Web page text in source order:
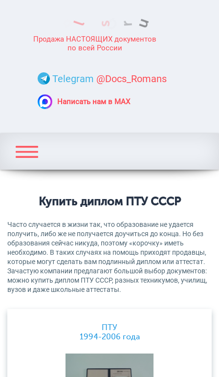
Продажа НАСТОЯЩИХ документов
по всей России
Telegram @Docs_Romans
Написать нам в MAX
Купить диплом ПТУ СССР
Часто случается в жизни так, что образование не удается
получить, либо же не получается доучиться до конца. Но без
образования сейчас никуда, поэтому «корочку» иметь
необходимо. В таких случаях на помощь приходят продавцы,
которые могут сделать вам подлинный диплом или аттестат.
Зачастую компании предлагают большой выбор документов:
можно купить диплом ПТУ СССР, разных техникумов, училищ,
вузов и даже школьные аттестаты.
ПТУ
1994-2006 года